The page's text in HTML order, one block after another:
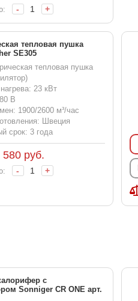
- +
тепловая пушка
SE305
тепловая пушка
23 кВт
В
1900/2600 м³/час
Швеция
срок: 3 года
580руб.
- +
с
Sonniger CR ONE арт.